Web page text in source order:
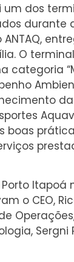
um dos
durante
O
categoria
boas
Itapoá
o CEO,
Sergni